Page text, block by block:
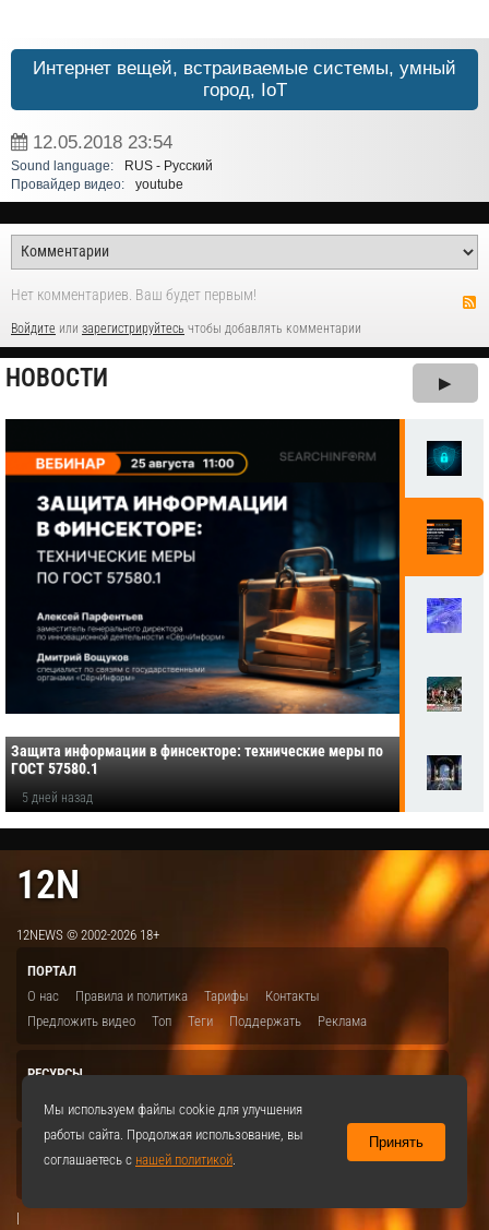
Интернет вещей, встраиваемые системы, умный
город, IoT
12.05.2018 23:54
Sound language:
RUS - Русский
Провайдер видео:
youtube
Нет комментариев. Ваш будет первым!
Войдите или зарегистрируйтесь чтобы добавлять комментарии
НОВОСТИ ▶
Защита информации в финсекторе: технические меры по
ГОСТ 57580.1
5 дней назад
12N
12NEWS © 2002-2026 18+
ПОРТАЛ
О нас
Правила и политика Тарифы
Контакты
Предложить видео
Топ Теги Поддержать Реклама
РЕСУРСЫ
|
Мы используем файлы cookie для улучшения
работы сайта. Продолжая использование, вы
соглашаетесь с нашей политикой.
Принять